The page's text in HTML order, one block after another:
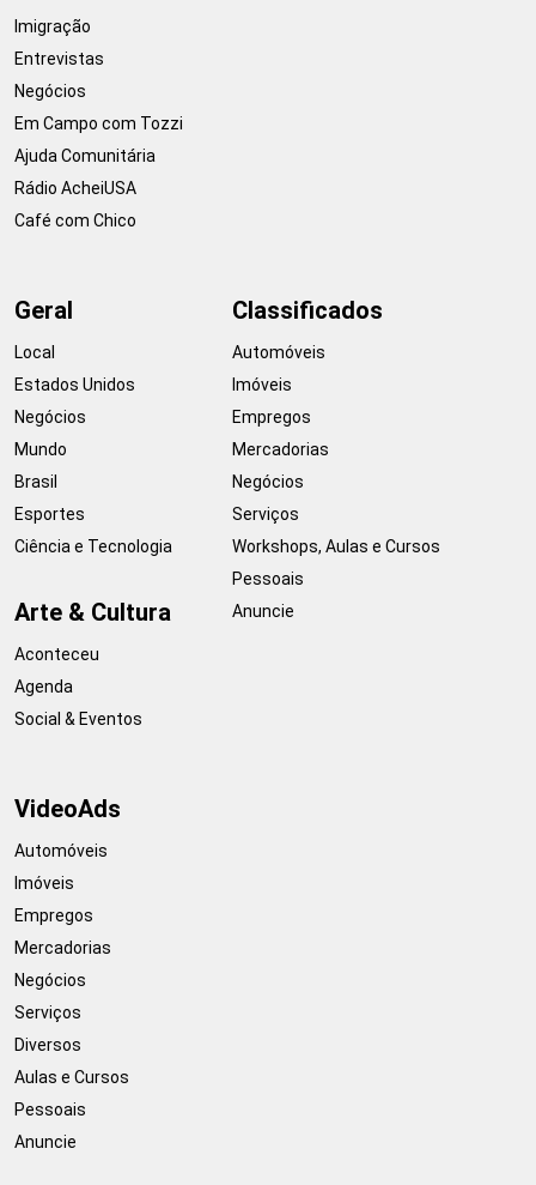
Imigração
Entrevistas
Negócios
Em Campo com Tozzi
Ajuda Comunitária
Rádio AcheiUSA
Café com Chico
Geral
Local
Estados Unidos
Negócios
Mundo
Brasil
Esportes
Ciência e Tecnologia
Arte & Cultura
Aconteceu
Agenda
Social & Eventos
Classificados
Automóveis
Imóveis
Empregos
Mercadorias
Negócios
Serviços
Workshops, Aulas e Cursos
Pessoais
Anuncie
VideoAds
Automóveis
Imóveis
Empregos
Mercadorias
Negócios
Serviços
Diversos
Aulas e Cursos
Pessoais
Anuncie